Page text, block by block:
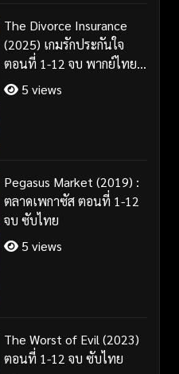
The Divorce Insurance
(2025) เกมรักประกันใจ
ตอนที่ 1-12 จบ พากย์ไทย
ซับไทย
5 views
Pegasus Market (2019) :
ตลาดเพกาซัส ตอนที่ 1-12
จบ ซับไทย
5 views
The Worst of Evil (2023)
ตอนที่ 1-12 จบ ซับไทย